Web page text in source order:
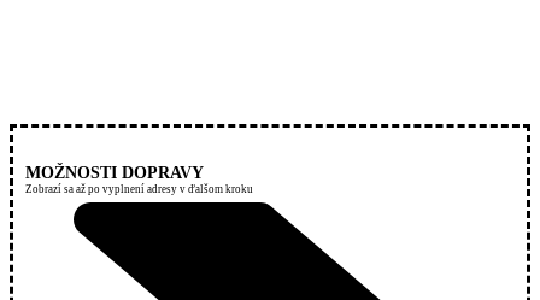
MOŽNOSTI DOPRAVY
Zobrazí sa až po vyplnení adresy v ďalšom kroku